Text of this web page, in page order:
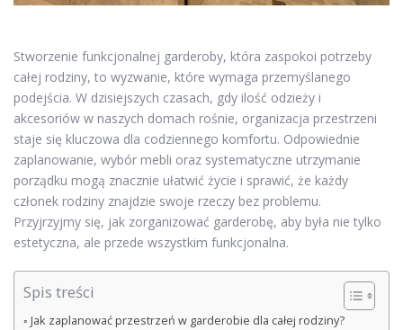
Stworzenie funkcjonalnej garderoby, która zaspokoi potrzeby
całej rodziny, to wyzwanie, które wymaga przemyślanego
podejścia. W dzisiejszych czasach, gdy ilość odzieży i
akcesoriów w naszych domach rośnie, organizacja przestrzeni
staje się kluczowa dla codziennego komfortu. Odpowiednie
zaplanowanie, wybór mebli oraz systematyczne utrzymanie
porządku mogą znacznie ułatwić życie i sprawić, że każdy
członek rodziny znajdzie swoje rzeczy bez problemu.
Przyjrzyjmy się, jak zorganizować garderobę, aby była nie tylko
estetyczna, ale przede wszystkim funkcjonalna.
Spis treści
Jak zaplanować przestrzeń w garderobie dla całej rodziny?